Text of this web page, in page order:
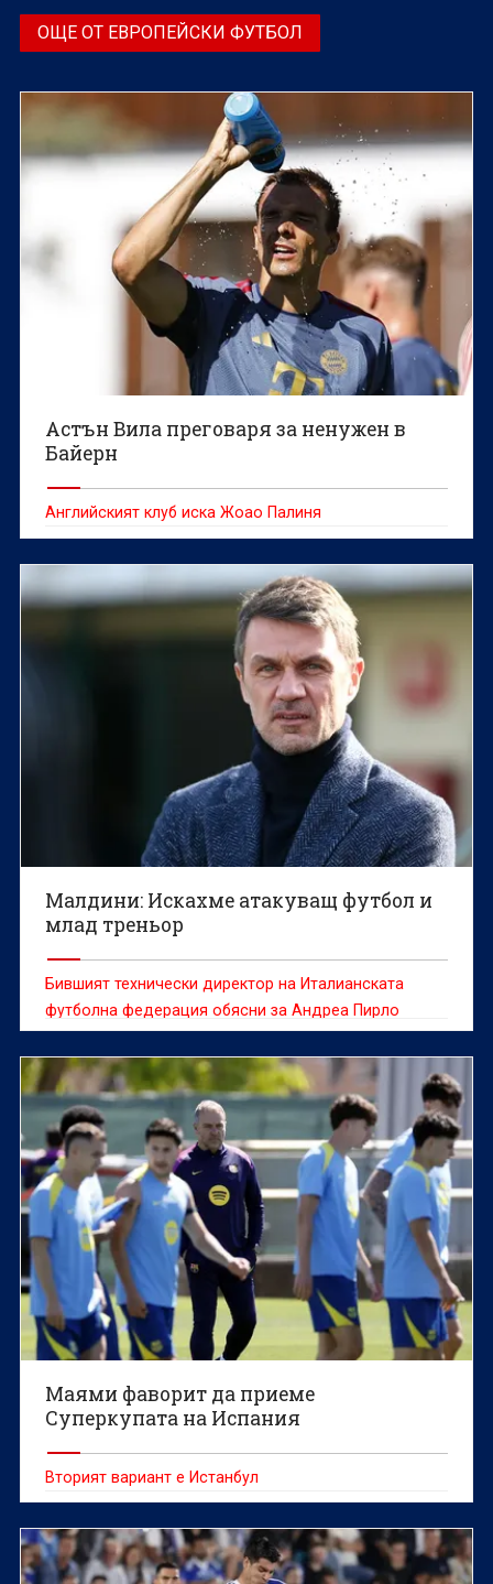
ОЩЕ ОТ ЕВРОПЕЙСКИ ФУТБОЛ
Астън Вила преговаря за ненужен в
Байерн
Английският клуб иска Жоао Палиня
Малдини: Искахме атакуващ футбол и
млад треньор
Бившият технически директор на Италианската
футболна федерация обясни за Андреа Пирло
Маями фаворит да приеме
Суперкупата на Испания
Вторият вариант е Истанбул